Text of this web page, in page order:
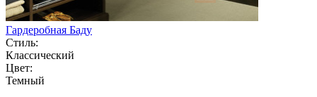
Гардеробная Баду
Стиль:
Классический
Цвет:
Темный